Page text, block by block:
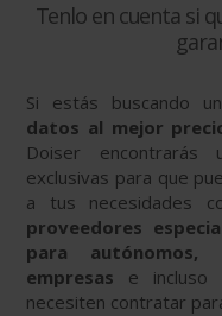
Tenlo en cuenta si
Si estás buscando
datos al mejor
Doiser
exclusivas para que
a tus necesidades
proveedores
para
empresas e incluso
necesiten contratar